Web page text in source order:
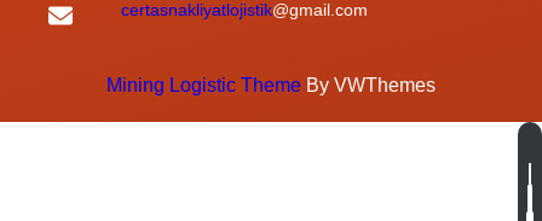
certasnakliyatlojistik@gmail.com
Mining Logistic Theme By VWThemes